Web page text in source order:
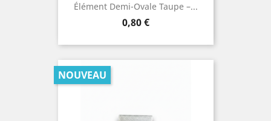
Élément Demi-Ovale Taupe –...
Prix
0,80 €
NOUVEAU